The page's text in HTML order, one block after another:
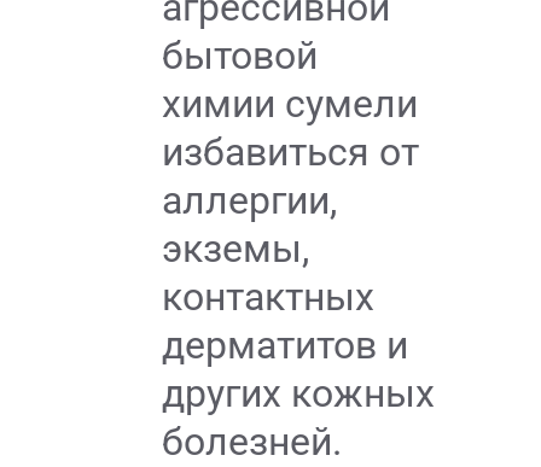
бытовой
химии сумели
избавиться от
аллергии,
экземы,
контактных
дерматитов и
других кожных
болезней.